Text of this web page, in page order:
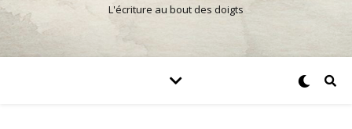
L'écriture au bout des doigts